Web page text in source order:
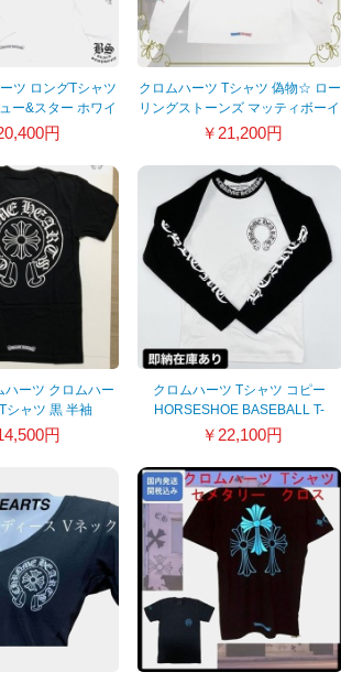
ツ ロングTシャツ
ー&スター ホワイ
円
クロムハーツ Tシャツ 偽物☆ ロー
リングストーンズ マッティボーイ
長袖Tシャツ 21082415
￥21,200円
ハーツ クロムハー
シャツ 黒 半袖
円
クロムハーツ Tシャツ コピー
HORSESHOE BASEBALL T-
SHIRT クロムハーツ ロンT
￥22,100円